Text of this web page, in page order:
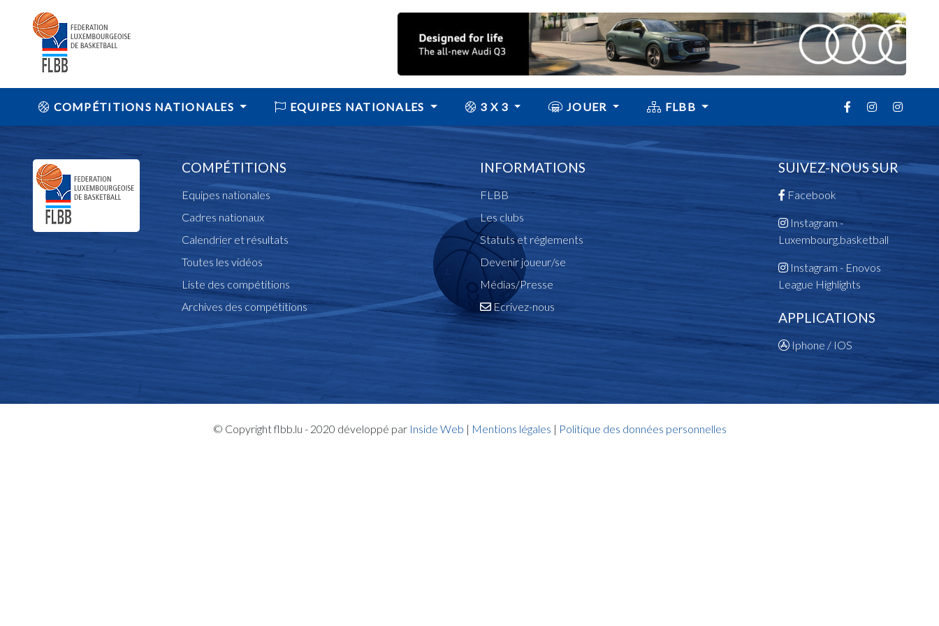
COMPÉTITIONS NATIONALES EQUIPES NATIONALES 3 X 3 JOUER FLBB
COMPÉTITIONS
Equipes nationales
Cadres nationaux
Calendrier et résultats
Toutes les vidéos
Liste des compétitions
Archives des compétitions
INFORMATIONS
FLBB
Les clubs
Statuts et réglements
Devenir joueur/se
Médias/Presse
Ecrivez-nous
SUIVEZ-NOUS SUR
Facebook
Instagram -
Luxembourg.basketball
Instagram - Enovos
League Highlights
APPLICATIONS
Iphone / IOS
© Copyright flbb.lu - 2020 développé par Inside Web | Mentions légales | Politique des données personnelles